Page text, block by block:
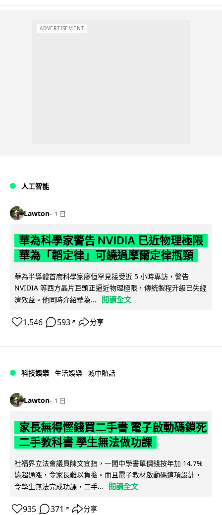
ADVERTISEMENT
人工智能
Lawton 1 日
華為科學家警告 NVIDIA 已近物理極限
華為「韜定律」可繞過摩爾定律瓶頸
華為半導體首席科學家廖恒罕見接受近 5 小時專訪，警告
NVIDIA 等西方晶片巨頭正逼近物理極限，傳統製程升級已失經
濟效益。他同時介紹華為...
閱讀全文
1,546 593 ↗ 分享
科技娛樂 生活娛樂 城中熱話
Lawton 1 日
家長無得慳錢買二手書 電子啟動碼鎖死
二手教科書 學生無法做功課
社福界立法會議員陳文宜指，一間中學書單價錢按年加 14.7%
遠超通漲，令家長難以負擔。而且電子教材啟動碼這項設計，
令學生無法完成功課，二手...
閱讀全文
935 371 ↗ 分享